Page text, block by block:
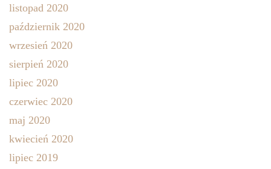
listopad 2020
październik 2020
wrzesień 2020
sierpień 2020
lipiec 2020
czerwiec 2020
maj 2020
kwiecień 2020
lipiec 2019